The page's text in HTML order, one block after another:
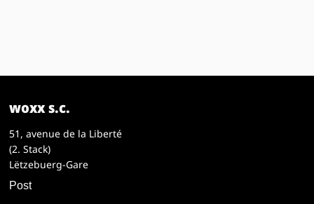
woxx s.c.
51, avenue de la Liberté
(2. Stack)
Lëtzebuerg-Gare
Post